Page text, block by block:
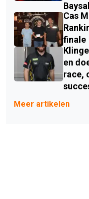
Baysal
Cas
finale
en
race,
Meer artikelen